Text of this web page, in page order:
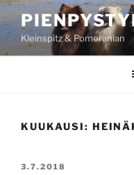
Siirry
sisältöön
Kleinspitz & Pomeranian
KUUKAUSI:
JULKAISTU
3.7.2018